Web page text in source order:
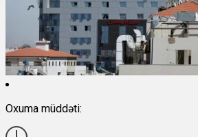
Oxuma müddəti: